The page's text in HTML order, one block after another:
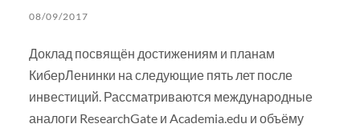
08/09/2017
Доклад посвящён достижениям и планам
КиберЛенинки на следующие пять лет после
инвестиций. Рассматриваются международные
аналоги ResearchGate и Academia.edu и объёму